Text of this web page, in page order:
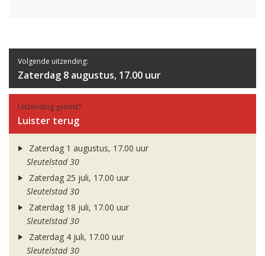
Volgende uitzending:
Zaterdag 8 augustus, 17.00 uur
Uitzending gemist?
Luister terug
Zaterdag 1 augustus, 17.00 uur
Sleutelstad 30
Zaterdag 25 juli, 17.00 uur
Sleutelstad 30
Zaterdag 18 juli, 17.00 uur
Sleutelstad 30
Zaterdag 4 juli, 17.00 uur
Sleutelstad 30